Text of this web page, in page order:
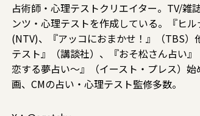
占術師・心理テストクリエイター。TV/雑
ンツ・心理テストを作成している。『ヒ
(NTV)、『アッコにおまかせ！』（TBS
テスト』（講談社）、『おそ松さん占い
恋する夢占い〜』（イースト・プレス）
画、CMの占い・心理テスト監修多数。